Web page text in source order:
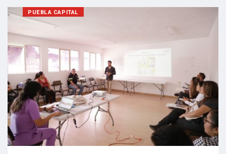
PUEBLA CAPITAL